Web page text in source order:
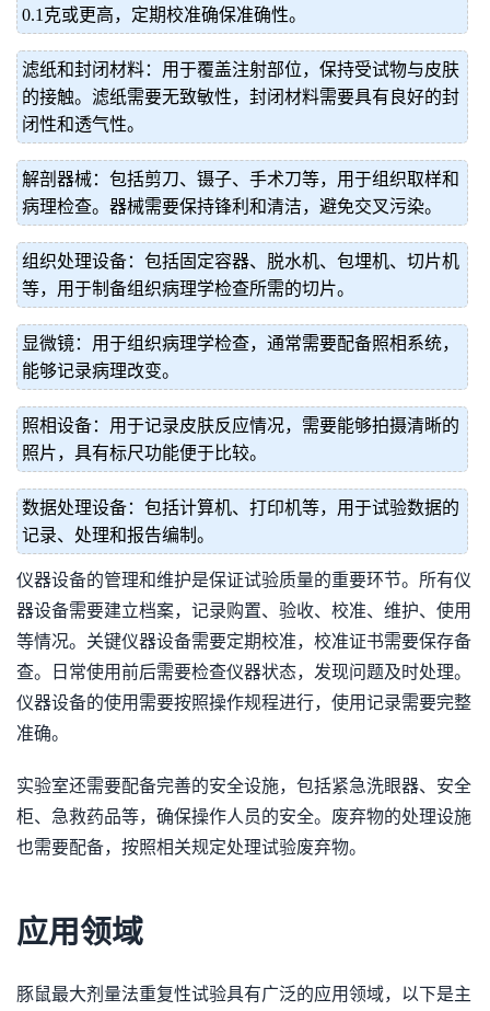
0.1克或更高，定期校准确保准确性。
滤纸和封闭材料：用于覆盖注射部位，保持受试物与皮肤
的接触。滤纸需要无致敏性，封闭材料需要具有良好的封
闭性和透气性。
解剖器械：包括剪刀、镊子、手术刀等，用于组织取样和
病理检查。器械需要保持锋利和清洁，避免交叉污染。
组织处理设备：包括固定容器、脱水机、包埋机、切片机
等，用于制备组织病理学检查所需的切片。
显微镜：用于组织病理学检查，通常需要配备照相系统，
能够记录病理改变。
照相设备：用于记录皮肤反应情况，需要能够拍摄清晰的
照片，具有标尺功能便于比较。
数据处理设备：包括计算机、打印机等，用于试验数据的
记录、处理和报告编制。
仪器设备的管理和维护是保证试验质量的重要环节。所有仪
器设备需要建立档案，记录购置、验收、校准、维护、使用
等情况。关键仪器设备需要定期校准，校准证书需要保存备
查。日常使用前后需要检查仪器状态，发现问题及时处理。
仪器设备的使用需要按照操作规程进行，使用记录需要完整
准确。
实验室还需要配备完善的安全设施，包括紧急洗眼器、安全
柜、急救药品等，确保操作人员的安全。废弃物的处理设施
也需要配备，按照相关规定处理试验废弃物。
应用领域
豚鼠最大剂量法重复性试验具有广泛的应用领域，以下是主